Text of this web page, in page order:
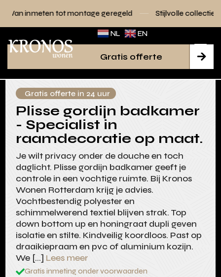
montage geregeld Stijlvolle collecties voor elk
NL EN

Gratis offerte
Gratis offerte in 24 uur
Plisse gordijn badkamer
- Specialist in
raamdecoratie op maat.
Je wilt privacy onder de douche en toch
daglicht. Plisse gordijn badkamer geeft je
controle in een vochtige ruimte. Bij Kronos
Wonen Rotterdam krijg je advies.
Vochtbestendig polyester en
schimmelwerend textiel blijven strak. Top
down bottom up en honingraat dupli geven
isolatie en stilte. Kindveilig koordloos. Past op
draaikiepraam en pvc of aluminium kozijn.
We […] Lees meer
Gratis inmeting onder voorwaarden